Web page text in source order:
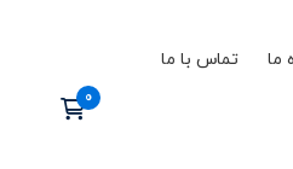
ما تماس با ما